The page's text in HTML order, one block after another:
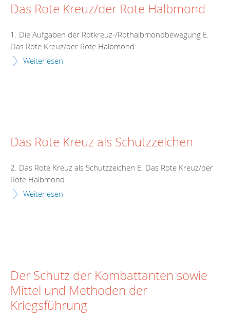
Das Rote Kreuz/der Rote Halbmond
1. Die Aufgaben der Rotkreuz-/Rothalbmondbewegung E.
Das Rote Kreuz/der Rote Halbmond
Weiterlesen
Das Rote Kreuz als Schutzzeichen
2. Das Rote Kreuz als Schutzzeichen E. Das Rote Kreuz/der
Rote Halbmond
Weiterlesen
Der Schutz der Kombattanten sowie
Mittel und Methoden der
Kriegsführung